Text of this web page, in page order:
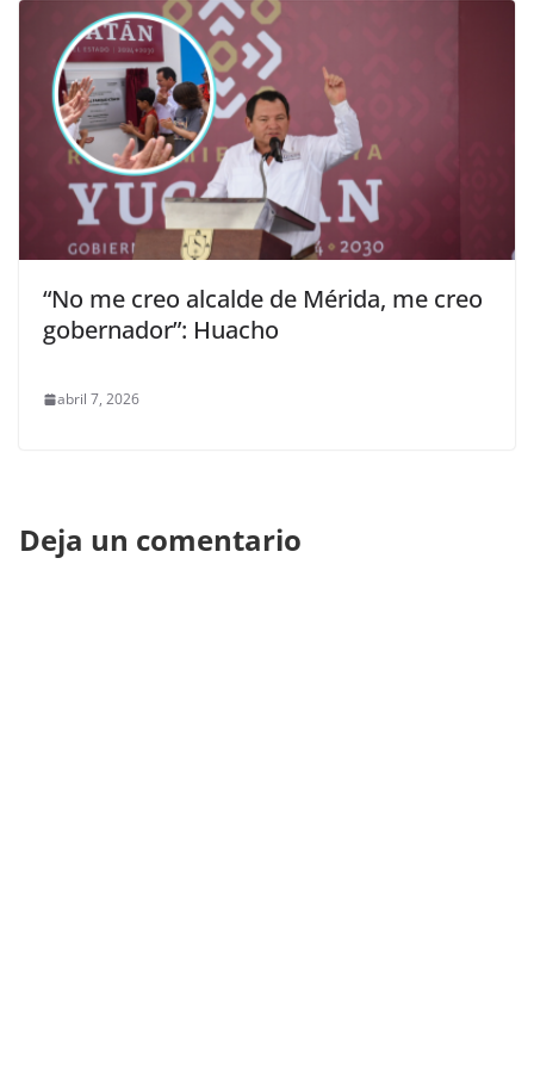
“No me creo alcalde de Mérida, me creo
gobernador”: Huacho
abril 7, 2026
Deja un comentario